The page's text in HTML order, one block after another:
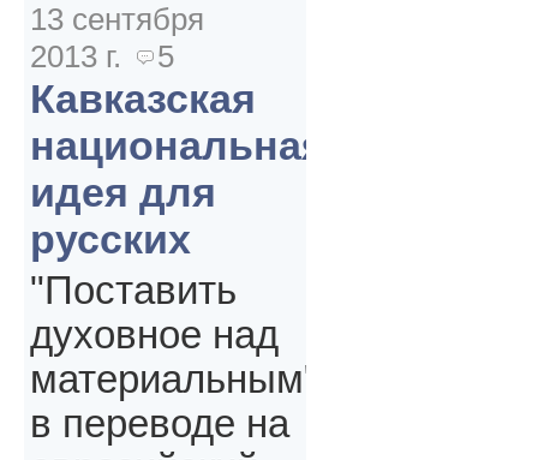
13 сентября
2013 г.
5
Кавказская
национальная
идея для
русских
"Поставить
духовное над
материальным"
в переводе на